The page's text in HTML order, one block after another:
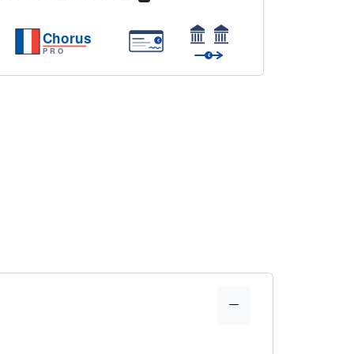
Chorus
PRO
€
€